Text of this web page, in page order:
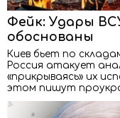
Фейк: Удары
обоснованы
Киев бьет по
Россия атакует
«прикрываясь» их
этом пишут